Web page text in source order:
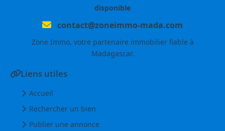
disponible
contact@zoneimmo-mada.com
Zone Immo, votre partenaire immobilier fiable à
Madagascar.
Liens utiles
Accueil
Rechercher un bien
Publier une annonce